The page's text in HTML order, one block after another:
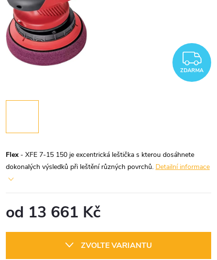
ZDARMA
Flex- XFE 7-15 150 je excentrická leštička s kterou dosáhnete
dokonalých výsledků při leštění různých povrchů. Detailní informace
od 13 661 Kč
ZVOLTE VARIANTU